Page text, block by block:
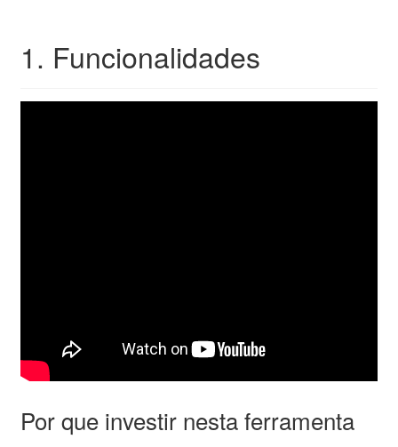
1. Funcionalidades
Por que investir nesta ferramenta